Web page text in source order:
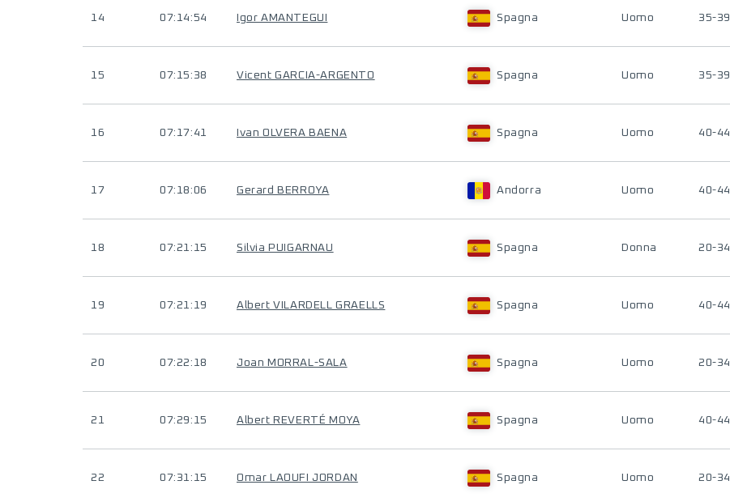
14 07:14:54 Igor AMANTEGUI Spagna Uomo 35-39
15 07:15:38 Vicent GARCIA-ARGENTO Spagna Uomo 35-39
16 07:17:41 Ivan OLVERA BAENA Spagna Uomo 40-44
17 07:18:06 Gerard BERROYA Andorra Uomo 40-44
18 07:21:15 Silvia PUIGARNAU Spagna Donna 20-34
19 07:21:19 Albert VILARDELL GRAELLS Spagna Uomo 40-44
20 07:22:18 Joan MORRAL-SALA Spagna Uomo 20-34
21 07:29:15 Albert REVERTÉ MOYA Spagna Uomo 40-44
22 07:31:15 Omar LAOUFI JORDAN Spagna Uomo 20-34